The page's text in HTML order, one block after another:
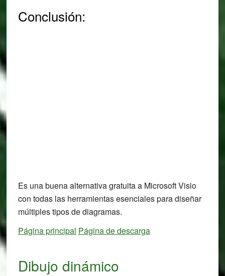
Conclusión:
Es una buena alternativa gratuita a Microsoft Visio
con todas las herramientas esenciales para diseñar
múltiples tipos de diagramas.
Página principal Página de descarga
Dibujo dinámico